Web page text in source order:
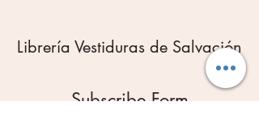
Librería Vestiduras de Salvación
Subscribe Form